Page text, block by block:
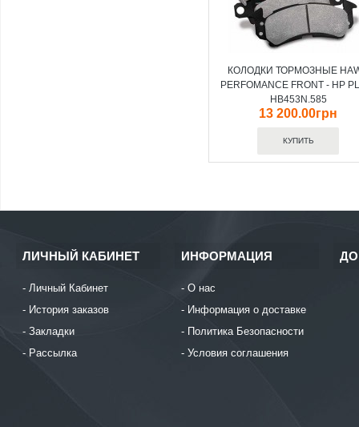
КОЛОДКИ ТОРМОЗНЫЕ
PERFOMANCE FRONT - HP
HB453N.585
13 200.00грн
ЛИЧНЫЙ КАБИНЕТ
Личный Кабинет
История заказов
Закладки
Рассылка
ИНФОРМАЦИЯ
О нас
Информация о доставке
Политика Безопасности
Условия соглашения